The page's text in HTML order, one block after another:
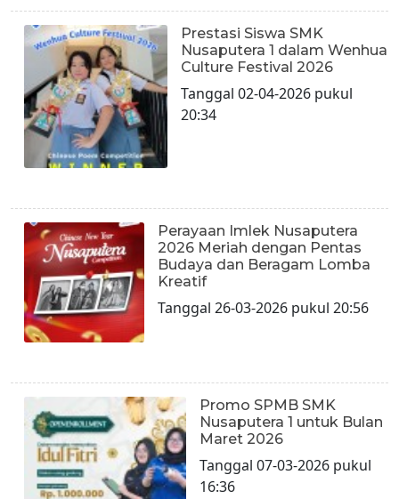
Prestasi Siswa SMK
Nusaputera 1 dalam Wenhua
Culture Festival 2026
Tanggal 02-04-2026 pukul
20:34
Perayaan Imlek Nusaputera
2026 Meriah dengan Pentas
Budaya dan Beragam Lomba
Kreatif
Tanggal 26-03-2026 pukul 20:56
Promo SPMB SMK
Nusaputera 1 untuk Bulan
Maret 2026
Tanggal 07-03-2026 pukul
16:36